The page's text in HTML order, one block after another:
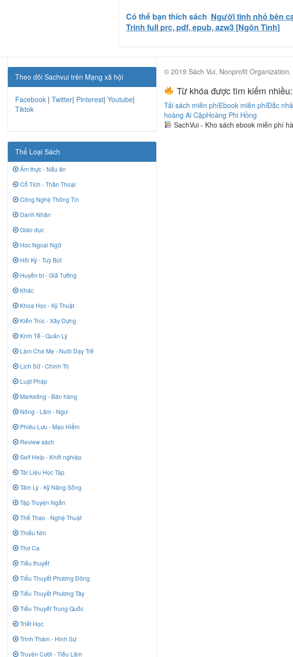
Có thể bạn thích sách Người tình nhỏ bên
Trinh full prc, pdf, epub, azw3 [Ngôn Tình]
Theo dõi Sachvui trên Mạng xã hội
Facebook | Twitter| Pinterest| Youtube|
Tiktok
Thể Loại Sách
Ẩm thực - Nấu ăn
Cổ Tích - Thần Thoại
Công Nghệ Thông Tin
Danh Nhân
Giáo dục
Học Ngoại Ngữ
Hồi Ký - Tuỳ Bút
Huyền bí - Giả Tưởng
Khác
Khoa Học - Kỹ Thuật
Kiến Trúc - Xây Dựng
Kinh Tế - Quản Lý
Làm Cha Mẹ - Nuôi Dạy Trẻ
Lịch Sử - Chính Trị
Luật Pháp
Marketing - Bán hàng
Nông - Lâm - Ngư
Phiêu Lưu - Mạo Hiểm
Review sách
Self Help - Khởi nghiệp
Tài Liệu Học Tập
Tâm Lý - Kỹ Năng Sống
Tập Truyện Ngắn
Thể Thao - Nghệ Thuật
Thiếu Nhi
Thơ Ca
Tiểu thuyết
Tiểu Thuyết Phương Đông
Tiểu Thuyết Phương Tây
Tiểu Thuyết Trung Quốc
Triết Học
Trinh Thám - Hình Sự
Truyện Cười - Tiếu Lâm
© 2019 Sách Vui, Nonprofit Organization.
Từ khóa được tìm kiếm nhiều:
Tải sách miễn phíEbook miễn phíĐắc
hoàng Ai CậpHoàng Phi Hồng
SachVui - Kho sách ebook miễn phí